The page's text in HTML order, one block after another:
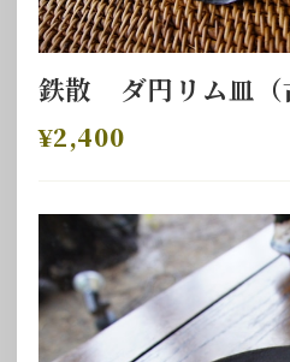
鉄散 ダ円リム皿（
¥2,400